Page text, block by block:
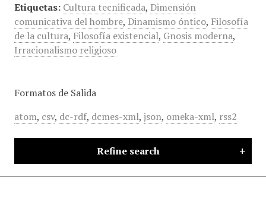
Etiquetas: Cultura tecnificada, Dimensión
comunicativa del hombre, Dinamismo óntico, Filosofía
de la cultura, Filosofía existencial, Gnosis moderna,
Irracionalismo religioso
Formatos de Salida
atom, csv, dc-rdf, dcmes-xml, json, omeka-xml, rss2
Refine search